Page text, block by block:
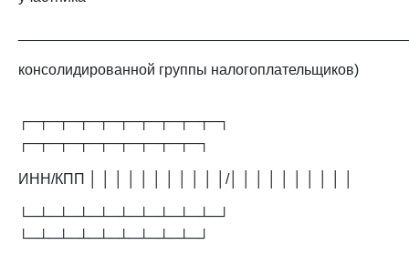
консолидированной группы налогоплательщиков)
┌─┬─┬─┬─┬─┬─┬─┬─┬─┬─┐
┌─┬─┬─┬─┬─┬─┬─┬─┬─┐
ИНН/КПП │ │ │ │ │ │ │ │ │ │ │/│ │ │ │ │ │ │ │ │ │
└─┴─┴─┴─┴─┴─┴─┴─┴─┴─┘
└─┴─┴─┴─┴─┴─┴─┴─┴─┘